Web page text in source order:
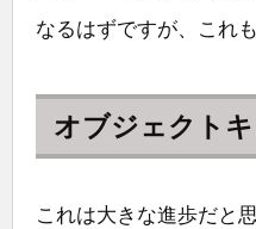
なるはずですが、これ
オブジェクト
これは大きな進歩だと